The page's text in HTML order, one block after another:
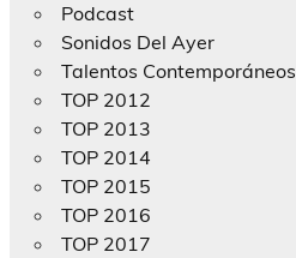
Podcast
Sonidos Del Ayer
Talentos Contemporáneos
TOP 2012
TOP 2013
TOP 2014
TOP 2015
TOP 2016
TOP 2017